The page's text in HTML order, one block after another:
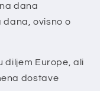
dana
dana, ovisno o
diljem Europe, ali
dostave